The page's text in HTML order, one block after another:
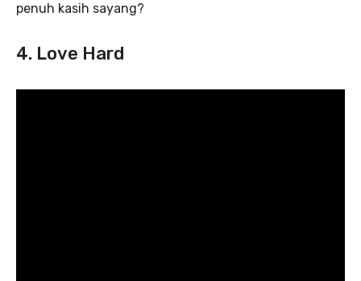
penuh kasih sayang?
4. Love Hard